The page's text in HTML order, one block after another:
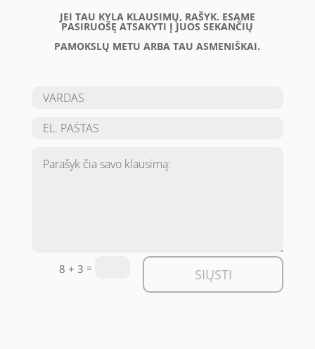
JEI TAU KYLA KLAUSIMŲ, RAŠYK. ESAME
PASIRUOŠĘ ATSAKYTI Į JUOS SEKANČIŲ
PAMOKSLŲ METU ARBA TAU ASMENIŠKAI.
8 + 3 = SIŲSTI